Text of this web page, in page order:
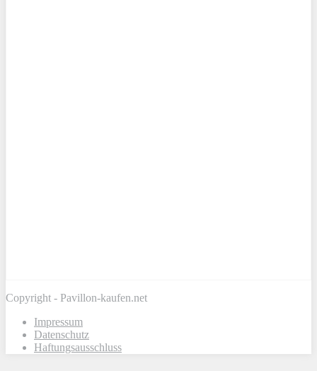
Copyright - Pavillon-kaufen.net
Impressum
Datenschutz
Haftungsausschluss